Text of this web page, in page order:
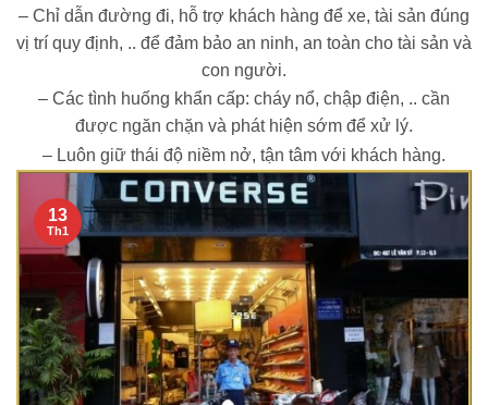
– Chỉ dẫn đường đi, hỗ trợ khách hàng để xe, tài sản đúng
vị trí quy định, .. để đảm bảo an ninh, an toàn cho tài sản và
con người.
– Các tình huống khẩn cấp: cháy nổ, chập điện, .. cần
được ngăn chặn và phát hiện sớm để xử lý.
– Luôn giữ thái độ niềm nở, tận tâm với khách hàng.
13
Th1